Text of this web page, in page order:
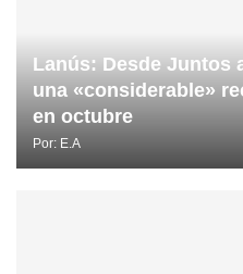
Lanús: Desde Juntos
una «considerable»
en octubre
Por: E.A